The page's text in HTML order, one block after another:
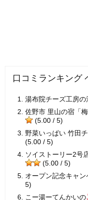
口コミランキング
湯布院チーズ工房の
佐野市 里山の宿「
(5.00 / 5)
野菜いっぱい 竹田
(5.00 / 5)
ソイストーリー2号
(5.00 / 5)
オープン記念キャ
5)
こー湯ーてんかいの